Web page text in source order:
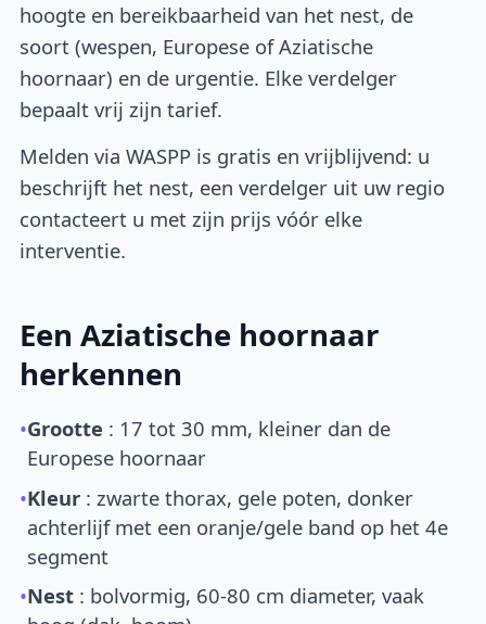
hoogte en bereikbaarheid van het nest, de
soort (wespen, Europese of Aziatische
hoornaar) en de urgentie. Elke verdelger
bepaalt vrij zijn tarief.
Melden via WASPP is gratis en vrijblijvend: u
beschrijft het nest, een verdelger uit uw regio
contacteert u met zijn prijs vóór elke
interventie.
Een Aziatische hoornaar
herkennen
•Grootte : 17 tot 30 mm, kleiner dan de
Europese hoornaar
•Kleur : zwarte thorax, gele poten, donker
achterlijf met een oranje/gele band op het 4e
segment
•Nest : bolvormig, 60-80 cm diameter, vaak